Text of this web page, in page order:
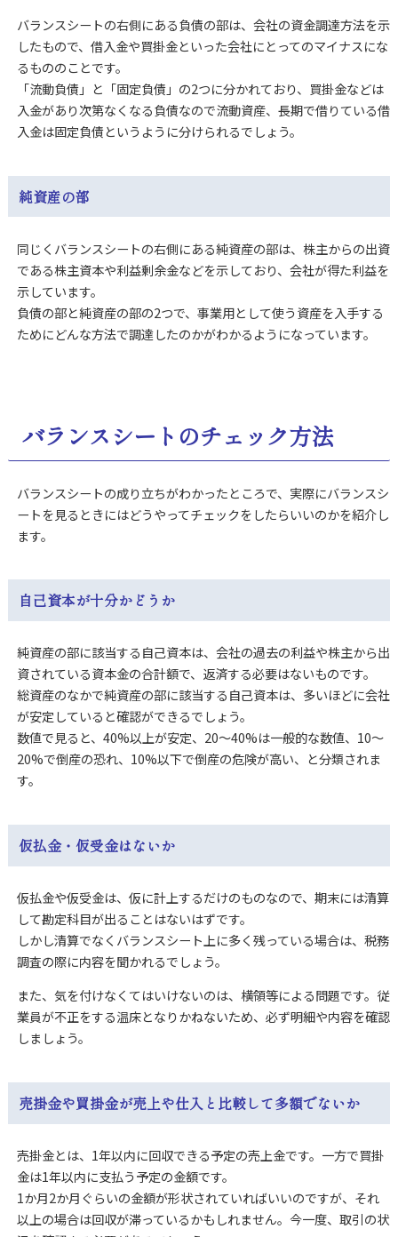
バランスシートの右側にある負債の部は、会社の資金調達方法を示
したもので、 借入金や買掛金といった会社にとってのマイナスにな
るもののことです。
「流動負債」と「固定負債」の2つに分かれており、買掛金などは
入金があり次第なくなる負債なので流動資産、長期で借りている借
入金は固定負債というように分けられるでしょう。
純資産の部
同じくバランスシートの右側にある純資産の部は、株主からの出資
である株主資本や利益剰余金などを示しており、会社が得た利益を
示しています。
負債の部と純資産の部の2つで、事業用として使う資産を入手する
ためにどんな方法で調達したのかがわかるようになっています。
バランスシートのチェック方法
バランスシートの成り立ちがわかったところで、実際にバランスシ
ートを見るときにはどうやってチェックをしたらいいのかを紹介し
ます。
自己資本が十分かどうか
純資産の部に該当する自己資本は、会社の過去の利益や株主から出
資されている資本金の合計額で、返済する必要はないものです。
総資産のなかで純資産の部に該当する自己資本は、多いほどに会社
が安定していると確認ができるでしょう。
数値で見ると、40%以上が安定、20～40%は一般的な数値、10～
20%で倒産の恐れ、10%以下で倒産の危険が高い、と分類されま
す。
仮払金・仮受金はないか
仮払金や仮受金は、仮に計上するだけのものなので、期末には清算
して勘定科目が出ることはないはずです。
しかし清算でなくバランスシート上に多く残っている場合は、税務
調査の際に内容を聞かれるでしょう。
また、気を付けなくてはいけないのは、横領等による問題です。従
業員が不正をする温床となりかねないため、必ず明細や内容を確認
しましょう。
売掛金や買掛金が売上や仕入と比較して多額でないか
売掛金とは、1年以内に回収できる予定の売上金です。一方で買掛
金は1年以内に支払う予定の金額です。
1か月2か月ぐらいの金額が形状されていればいいのですが、それ
以上の場合は回収が滞っているかもしれません。今一度、取引の状